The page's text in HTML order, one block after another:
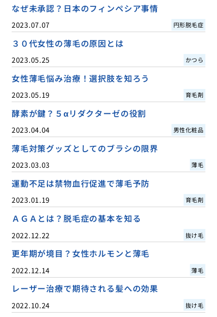
なぜ未承認？日本のフィンペシア事情
2023.07.07 円形脱毛症
３０代女性の薄毛の原因とは
2023.05.25 かつら
女性薄毛悩み治療！選択肢を知ろう
2023.05.19 育毛剤
酵素が鍵？５αリダクターゼの役割
2023.04.04 男性化粧品
薄毛対策グッズとしてのブラシの限界
2023.03.03 薄毛
運動不足は禁物血行促進で薄毛予防
2023.01.19 育毛剤
ＡＧＡとは？脱毛症の基本を知る
2022.12.22 抜け毛
更年期が境目？女性ホルモンと薄毛
2022.12.14 薄毛
レーザー治療で期待される髪への効果
2022.10.24 抜け毛